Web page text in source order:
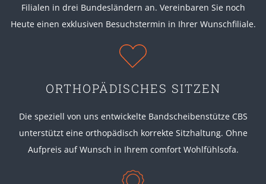
Filialen in drei Bundesländern an. Vereinbaren Sie noch
Heute einen exklusiven Besuchstermin in Ihrer Wunschfiliale.
ORTHOPÄDISCHES SITZEN
Die speziell von uns entwickelte Bandscheibenstütze CBS
unterstützt eine orthopädisch korrekte Sitzhaltung. Ohne
Aufpreis auf Wunsch in Ihrem comfort Wohlfühlsofa.